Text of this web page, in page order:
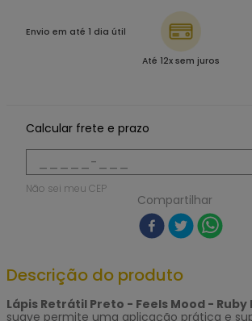
Envio em até 1 dia útil
Até 12x sem juros
Calcular frete e prazo
Não sei meu CEP
Compartilhar
Descrição do produto
Lápis Retrátil Preto - Feels Mood - Ruby
suave permite uma aplicação prática e